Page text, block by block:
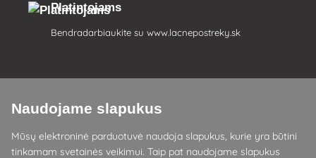
Platintojams
Bendradarbiaukite su www.lacnepostreky.sk
Visada suteiksime jums ekspertų patarimų
Skundai išnagrinėjami per 24 val
Naudojame slapukus
Mūsų elektroninė parduotuvė naudoja slapukus, kurie yra būtini
tinkamam svetainės veikimui. Taip pat naudojame slapukus